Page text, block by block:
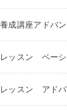
成講座アドバ
ッスン ベーシ
ッスン アド